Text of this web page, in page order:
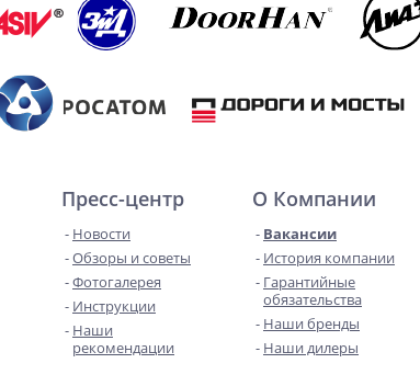
Пресс-центр
Новости
Обзоры и советы
Фотогалерея
Инструкции
Наши
рекомендации
О Компании
Вакансии
История компании
Гарантийные
обязательства
Наши бренды
Наши дилеры